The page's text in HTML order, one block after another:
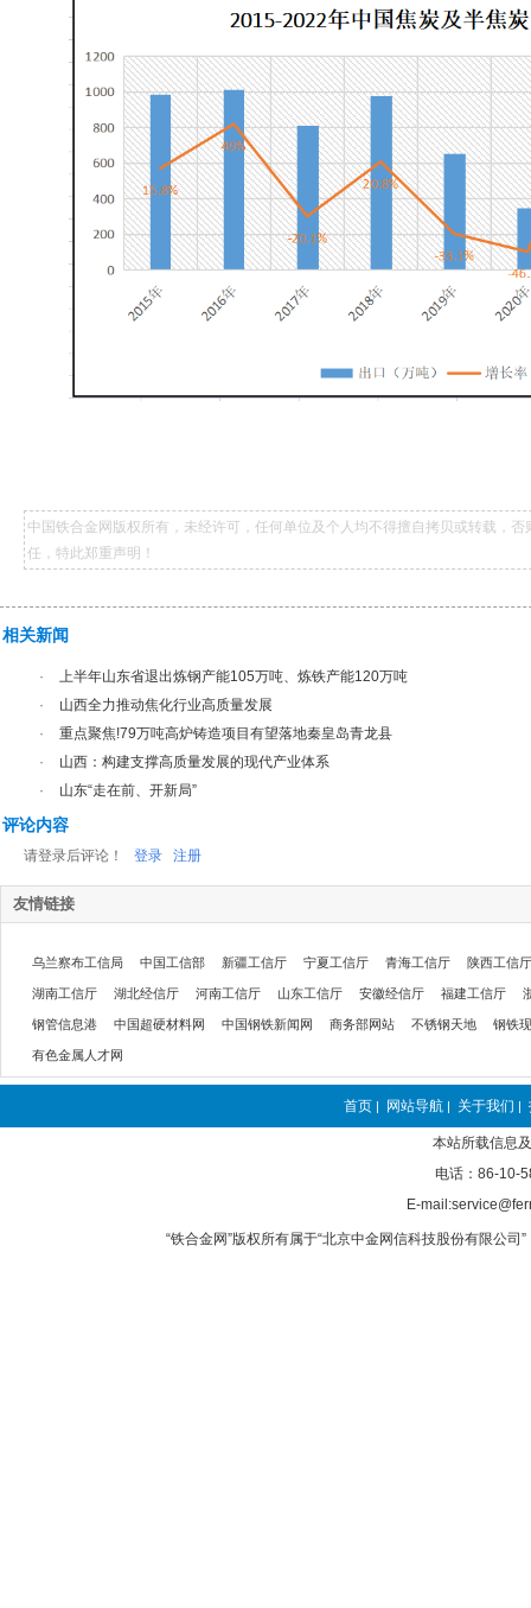
中国铁合金网版权所有，未经许可，任何单位及个人均不得擅自拷贝或转载，
任，特此郑重声明！
相关新闻
·
上半年山东省退出炼钢产能105万吨、炼铁产能120万吨
·
山西全力推动焦化行业高质量发展
·
重点聚焦!79万吨高炉铸造项目有望落地秦皇岛青龙县
·
山西：构建支撑高质量发展的现代产业体系
·
山东“走在前、开新局”
评论内容
请登录后评论！ 登录 注册
友情链接
乌兰察布工信局 中国工信部 新疆工信厅 宁夏工信厅 青海工信厅 陕西工信厅
湖南工信厅 湖北经信厅 河南工信厅 山东工信厅 安徽经信厅 福建工信厅
钢管信息港 中国超硬材料网 中国钢铁新闻网 商务部网站 不锈钢天地 钢铁
有色金属人才网
首页 | 网站导航 | 关于我们 |
本站所载信息
电话：86-10-
E-
“铁合金网”版权所有属于“北京中金网信科技股份有限公司